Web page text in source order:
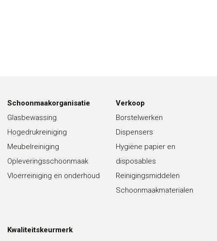
Schoonmaakorganisatie
Glasbewassing
Hogedrukreiniging
Meubelreiniging
Opleveringsschoonmaak
Vloerreiniging en onderhoud
Verkoop
Borstelwerken
Dispensers
Hygiëne papier en
disposables
Reinigingsmiddelen
Schoonmaakmaterialen
Kwaliteitskeurmerk